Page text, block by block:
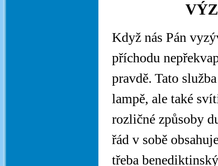
Když nás Pán
příchodu
pravdě. Tato
lampě, ale také
rozličné způsoby
řád v sobě
třeba